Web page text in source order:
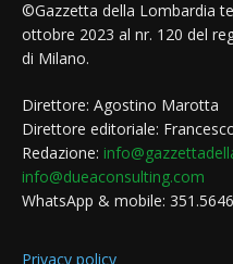
©Gazzetta della Lombardia
ottobre 2023 al nr. 120 del
di Milano.
Direttore: Agostino Marotta
Direttore editoriale:
Redazione:
info@dueaconsulting.com
WhatsApp & mobile:
Privacy policy